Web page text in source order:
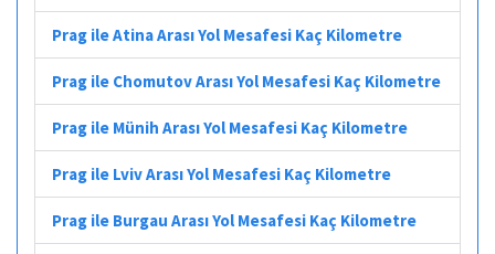
Prag ile Atina Arası Yol Mesafesi Kaç Kilometre
Prag ile Chomutov Arası Yol Mesafesi Kaç Kilometre
Prag ile Münih Arası Yol Mesafesi Kaç Kilometre
Prag ile Lviv Arası Yol Mesafesi Kaç Kilometre
Prag ile Burgau Arası Yol Mesafesi Kaç Kilometre